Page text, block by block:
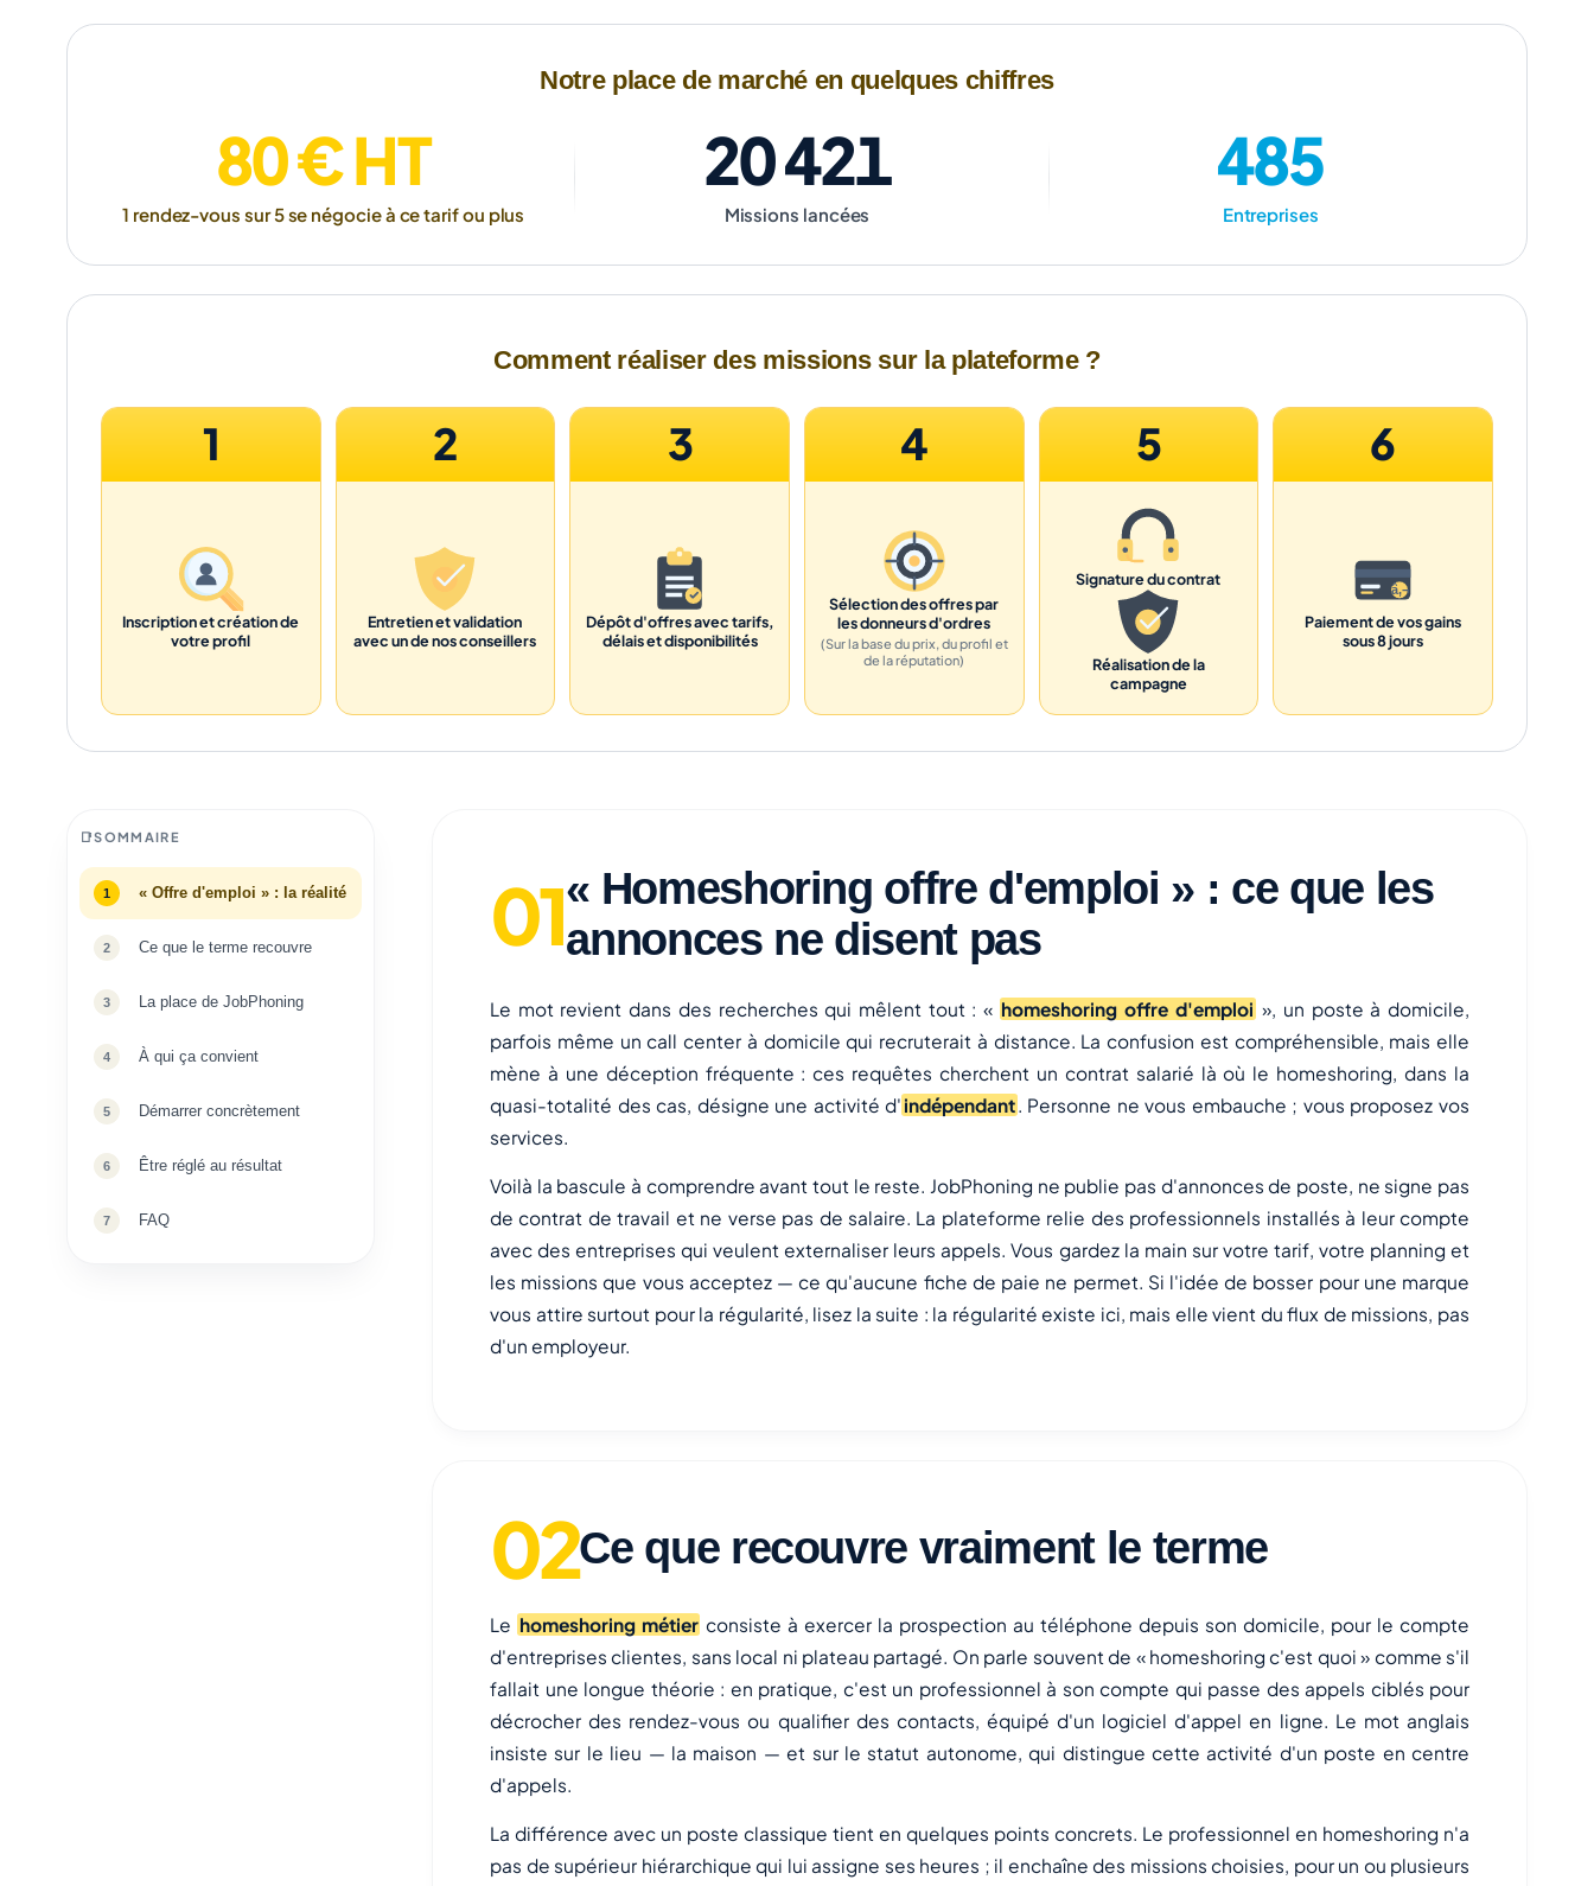
Notre place de marché en quelques chiffres
80 € HT
1 rendez-vous sur 5 se négocie à ce tarif ou plus
20 421
Missions lancées
485
Entreprises
Comment réaliser des missions sur la plateforme ?
1
Inscription et création de
votre profil
2
Entretien et validation
avec un de nos conseillers
3
Dépôt d'offres avec tarifs,
délais et disponibilités
4
Sélection des offres par
les donneurs d'ordres
(Sur la base du prix, du profil et
de la réputation)
5
Signature du contrat
Réalisation de la
campagne
6
Paiement de vos gains
sous 8 jours
SOMMAIRE
« Offre d'emploi » : la réalité
Ce que le terme recouvre
La place de JobPhoning
À qui ça convient
Démarrer concrètement
Être réglé au résultat
FAQ
« Homeshoring offre d'emploi » : ce que les
annonces ne disent pas
Le mot revient dans des recherches qui mêlent tout : « homeshoring offre d'emploi », un poste à domicile,
parfois même un call center à domicile qui recruterait à distance. La confusion est compréhensible, mais elle
mène à une déception fréquente : ces requêtes cherchent un contrat salarié là où le homeshoring, dans la
quasi-totalité des cas, désigne une activité d' indépendant. Personne ne vous embauche ; vous proposez vos
services.
Voilà la bascule à comprendre avant tout le reste. JobPhoning ne publie pas d'annonces de poste, ne signe pas
de contrat de travail et ne verse pas de salaire. La plateforme relie des professionnels installés à leur compte
avec des entreprises qui veulent externaliser leurs appels. Vous gardez la main sur votre tarif, votre planning et
les missions que vous acceptez — ce qu'aucune fiche de paie ne permet. Si l'idée de bosser pour une marque
vous attire surtout pour la régularité, lisez la suite : la régularité existe ici, mais elle vient du flux de missions, pas
d'un employeur.
Ce que recouvre vraiment le terme
Le homeshoring métier consiste à exercer la prospection au téléphone depuis son domicile, pour le compte
d'entreprises clientes, sans local ni plateau partagé. On parle souvent de « homeshoring c'est quoi » comme s'il
fallait une longue théorie : en pratique, c'est un professionnel à son compte qui passe des appels ciblés pour
décrocher des rendez-vous ou qualifier des contacts, équipé d'un logiciel d'appel en ligne. Le mot anglais
insiste sur le lieu — la maison — et sur le statut autonome, qui distingue cette activité d'un poste en centre
d'appels.
La différence avec un poste classique tient en quelques points concrets. Le professionnel en homeshoring n'a
pas de supérieur hiérarchique qui lui assigne ses heures ; il enchaîne des missions choisies, pour un ou plusieurs